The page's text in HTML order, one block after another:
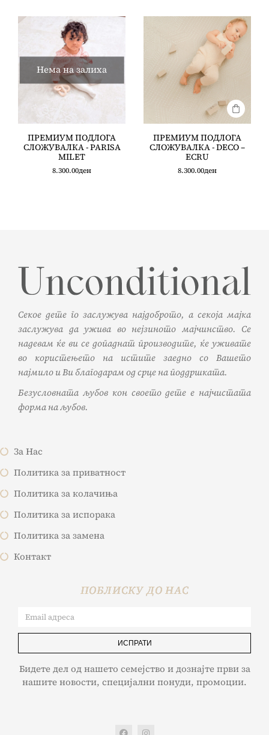
Нема на залиха
ПРЕМИУМ ПОДЛОГА
СЛОЖУВАЛКА - PARISA
MILET
8.300.00ден
ПРЕМИУМ ПОДЛОГА
СЛОЖУВАЛКА - DECO –
ECRU
8.300.00ден
Секое дете го заслужува најдоброто, а секоја мајка
заслужува да ужива во нејзиното мајчинство. Се
надевам ќе ви се допаднат производите, ќе уживате
во користењето на истите заедно со Вашето
најмило и Ви благодарам од срце на поддршката.
Безусловната љубов кон своето дете е најчистата
форма на љубов.
За Нас
Политика за приватност
Политика за колачиња
Политика за испорака
Политика за замена
Контакт
ПОБЛИСКУ ДО НАС
ИСПРАТИ
Бидете дел од нашето семејство и дознајте први за
нашите новости, специјални понуди, промоции.